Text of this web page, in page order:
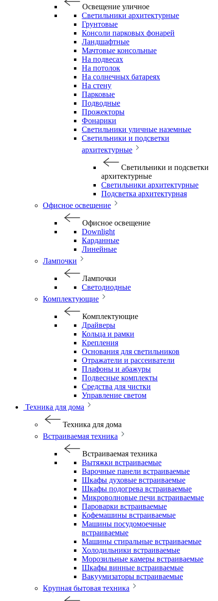
Освещение уличное
Светильники архитектурные
Грунтовые
Консоли парковых фонарей
Ландшафтные
Мачтовые консольные
На подвесах
На потолок
На солнечных батареях
На стену
Парковые
Подводные
Прожекторы
Фонарики
Светильники уличные наземные
Светильники и подсветки
архитектурные
Светильники и подсветки
архитектурные
Светильники архитектурные
Подсветка архитектурная
Офисное освещение
Офисное освещение
Downlight
Карданные
Линейные
Лампочки
Лампочки
Светодиодные
Комплектующие
Комплектующие
Драйверы
Кольца и рамки
Крепления
Основания для светильников
Отражатели и рассеиватели
Плафоны и абажуры
Подвесные комплекты
Средства для чистки
Управление светом
Техника для дома
Техника для дома
Встраиваемая техника
Встраиваемая техника
Вытяжки встраиваемые
Варочные панели встраиваемые
Шкафы духовые встраиваемые
Шкафы подогрева встраиваемые
Микроволновые печи встраиваемые
Пароварки встраиваемые
Кофемашины встраиваемые
Машины посудомоечные
встраиваемые
Машины стиральные встраиваемые
Холодильники встраиваемые
Морозильные камеры встраиваемые
Шкафы винные встраиваемые
Вакуумизаторы встраиваемые
Крупная бытовая техника